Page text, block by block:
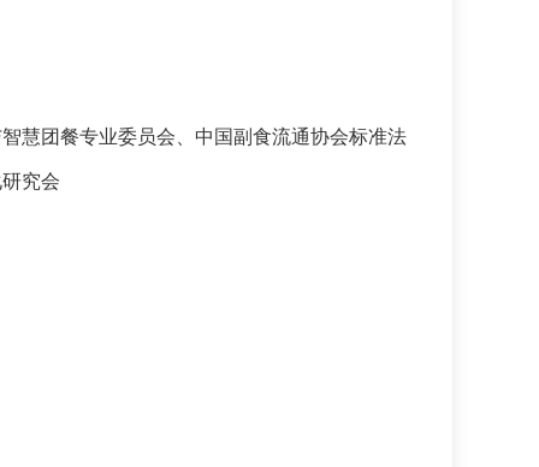
慧团餐专业委员会、中国副食流通协会标准法
究会